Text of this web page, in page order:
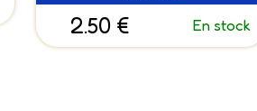
2.50 € En stock